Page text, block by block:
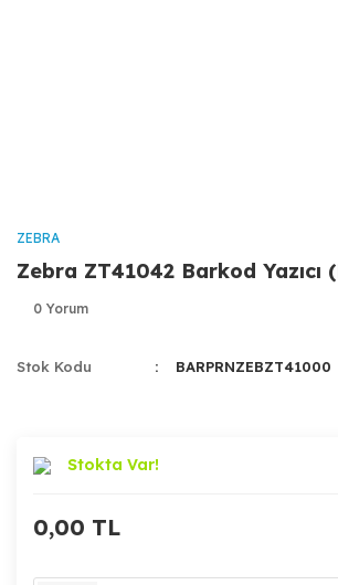
ZEBRA
Zebra ZT41042 Barkod Yazıcı
0 Yorum
Stok Kodu BARPRNZEBZT41000
Stokta Var!
0,00 TL